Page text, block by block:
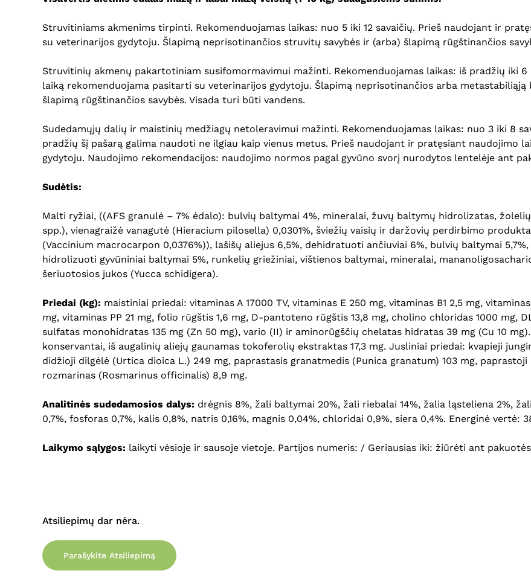
Struvitiniams akmenims tirpinti. Rekomenduojamas laikas: nuo 5 iki 12 savaičių. Prieš naudojant ir
su veterinarijos gydytoju. Šlapimą neprisotinančios struvitų savybės ir (arba) šlapimą rūgštinančios
Struvitinių akmenų pakartotiniam susifomormavimui mažinti. Rekomenduojamas laikas: iš pradžių iki
laiką rekomenduojama pasitarti su veterinarijos gydytoju. Šlapimą neprisotinančios arba
šlapimą rūgštinančios savybės. Visada turi būti vandens.
Sudedamųjų dalių ir maistinių medžiagų netoleravimui mažinti. Rekomenduojamas laikas: nuo 3 iki 8
pradžių šį pašarą galima naudoti ne ilgiau kaip vienus metus. Prieš naudojant ir pratęsiant naudojimo
gydytoju. Naudojimo rekomendacijos: naudojimo normos pagal gyvūno svorį nurodytos lentelėje ant
Sudėtis:
Malti ryžiai, ((AFS granulė – 7% ėdalo): bulvių baltymai 4%, mineralai, žuvų baltymų hidrolizatas,
spp.), vienagraižė vanagutė (Hieracium pilosella) 0,0301%, šviežių vaisių ir daržovių perdirbimo
(Vaccinium macrocarpon 0,0376%)), lašišų aliejus 6,5%, dehidratuoti ančiuviai 6%, bulvių baltymai 5,7%,
hidrolizuoti gyvūniniai baltymai 5%, runkelių griežiniai, vištienos baltymai, mineralai,
šeriuotosios jukos (Yucca schidigera).
Priedai (kg): maistiniai priedai: vitaminas A 17000 TV, vitaminas E 250 mg, vitaminas B1 2,5 mg,
mg, vitaminas PP 21 mg, folio rūgštis 1,6 mg, D-pantoteno rūgštis 13,8 mg, cholino chloridas 1000 mg,
sulfatas monohidratas 135 mg (Zn 50 mg), vario (II) ir aminorūgščių chelatas hidratas 39 mg (Cu 10
konservantai, iš augalinių aliejų gaunamas tokoferolių ekstraktas 17,3 mg. Jusliniai priedai: kvapieji
didžioji dilgėlė (Urtica dioica L.) 249 mg, paprastasis granatmedis (Punica granatum) 103 mg,
rozmarinas (Rosmarinus officinalis) 8,9 mg.
Analitinės sudedamosios dalys: drėgnis 8%, žali baltymai 20%, žali riebalai 14%, žalia ląsteliena 2%,
0,7%, fosforas 0,7%, kalis 0,8%, natris 0,16%, magnis 0,04%, chloridai 0,9%, siera 0,4%. Energinė vertė:
Laikymo sąlygos: laikyti vėsioje ir sausoje vietoje. Partijos numeris: / Geriausias iki: žiūrėti ant
Atsiliepimų dar nėra.
Parašykite Atsiliepimą